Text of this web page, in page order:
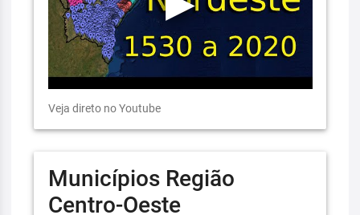
Veja direto no Youtube
Municípios Região
Centro-Oeste